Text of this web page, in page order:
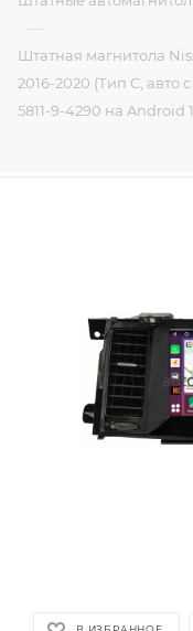
—
Штатная магнитола
2016-2020 (Тип C, авто
5811-9-4290 на Android